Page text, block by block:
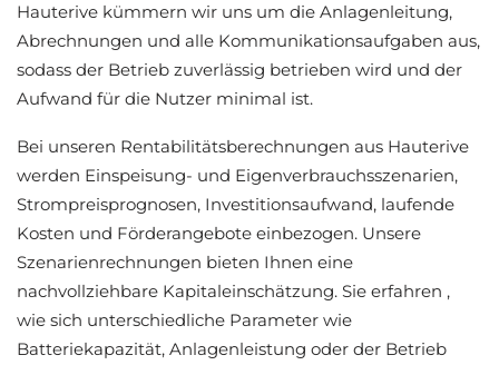
Hauterive kümmern wir uns um die Anlagenleitung,
Abrechnungen und alle Kommunikationsaufgaben aus,
sodass der Betrieb zuverlässig betrieben wird und der
Aufwand für die Nutzer minimal ist.
Bei unseren Rentabilitätsberechnungen aus Hauterive
werden Einspeisung- und Eigenverbrauchsszenarien,
Strompreisprognosen, Investitionsaufwand, laufende
Kosten und Förderangebote einbezogen. Unsere
Szenarienrechnungen bieten Ihnen eine
nachvollziehbare Kapitaleinschätzung. Sie erfahren ,
wie sich unterschiedliche Parameter wie
Batteriekapazität, Anlagenleistung oder der Betrieb